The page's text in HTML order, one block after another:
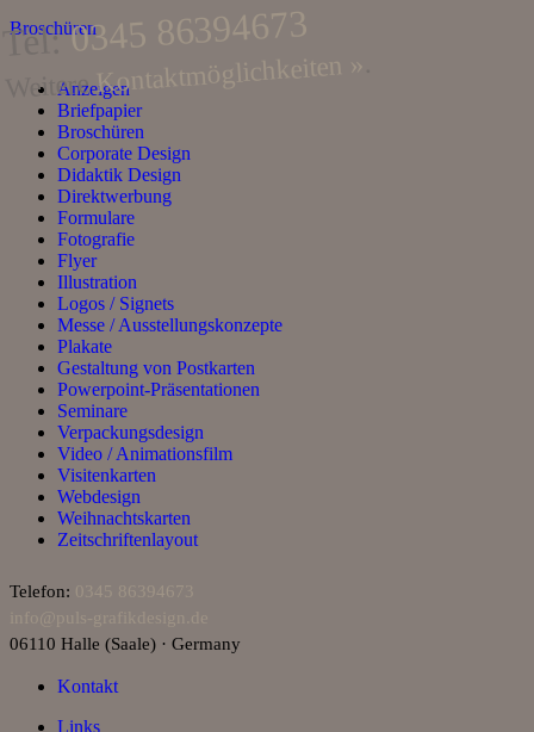
Tel:0345 86394673
WeitereKontaktmöglichkeiten »
Broschüren
Anzeigen
Briefpapier
Broschüren
Corporate Design
Didaktik Design
Direktwerbung
Formulare
Fotografie
Flyer
Illustration
Logos / Signets
Messe / Ausstellungskonzepte
Plakate
Gestaltung von Postkarten
Powerpoint-Präsentationen
Seminare
Verpackungsdesign
Video / Animationsfilm
Visitenkarten
Webdesign
Weihnachtskarten
Zeitschriftenlayout
Telefon: 0345 86394673
info@puls‑grafikdesign.de
06110 Halle (Saale) · Germany
Kontakt
Links